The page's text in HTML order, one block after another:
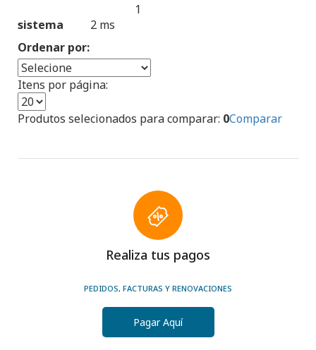
1
sistema
2 ms
Ordenar por:
Itens por página:
Produtos selecionados para comparar: 0Comparar
Realiza tus pagos
PEDIDOS, FACTURAS Y RENOVACIONES
Pagar Aquí